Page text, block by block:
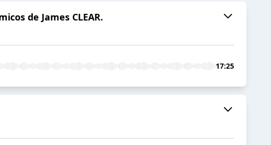
de James CLEAR.
17:25